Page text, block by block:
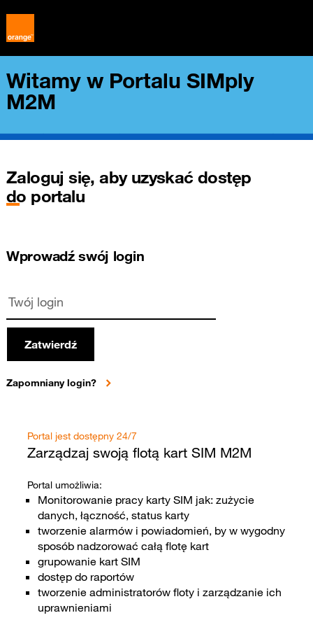
Witamy w Portalu SIMply
M2M
Zaloguj się, aby uzyskać dostęp
do portalu
Wprowadź swój login
Zatwierdź
Zapomniany login?
Portal jest dostępny 24/7
Zarządzaj swoją flotą kart SIM M2M
Portal umożliwia:
Monitorowanie pracy karty SIM jak: zużycie
danych, łączność, status karty
tworzenie alarmów i powiadomień, by w wygodny
sposób nadzorować całą flotę kart
grupowanie kart SIM
dostęp do raportów
tworzenie administratorów floty i zarządzanie ich
uprawnieniami